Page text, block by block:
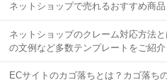
ネットショップで売れるおすすめ商
ネットショップのクレーム対応方法
の文例など多数テンプレートをご紹介
ECサイトのカゴ落ちとは？カゴ落ち